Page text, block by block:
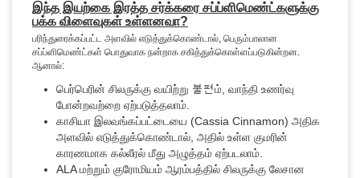
இந்த இயற்கை இரத்த சர்க்கரை சப்ப்ளிமெண்ட்களுக்கு
பக்க விளைவுகள் உள்ளனவா?
பரிந்துரைக்கப்பட்ட அளவில் எடுத்துக்கொண்டால், பெரும்பாலான
சப்ப்ளிமெண்ட்கள் பொதுவாக நன்றாக சகித்துக்கொள்ளப்படுகின்றன.
ஆனால்:
பெர்பெரின் சிலருக்கு வயிற்று 불편ம், வாந்தி உணர்வு
போன்றவற்றை ஏற்படுத்தலாம்.
காசியா இலவங்கப்பட்டையை (Cassia Cinnamon) அதிக
அளவில் எடுத்துக்கொண்டால், அதில் உள்ள குமரின்
காரணமாக கல்லீரல் மீது அழுத்தம் ஏற்படலாம்.
ALA மற்றும் குரோமியம் ஆரம்பத்தில் சிலருக்கு லேசான